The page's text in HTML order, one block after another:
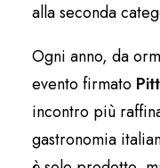
alla seconda
Ogni anno, da
evento firmato
incontro più
gastronomia